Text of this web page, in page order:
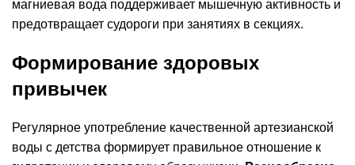
магниевая вода поддерживает мышечную активность и
предотвращает судороги при занятиях в секциях.
Формирование здоровых
привычек
Регулярное употребление качественной артезианской
воды с детства формирует правильное отношение к